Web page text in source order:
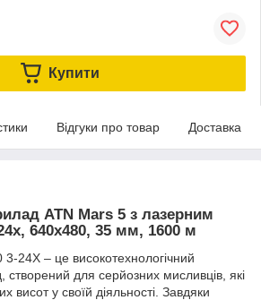
Купити
Відгуки про товар Доставка
ATN Mars 5 з лазерним
640x480, 35 мм, 1600 м
24X – це високотехнологічний
створений для серйозних мисливців, які
висот у своїй діяльності. Завдяки